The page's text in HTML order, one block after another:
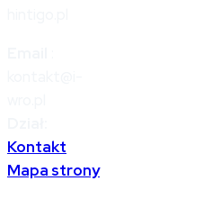
Kontakt
Mapa strony